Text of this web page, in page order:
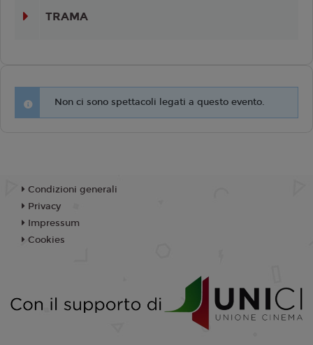
TRAMA
Non ci sono spettacoli legati a questo evento.
Condizioni generali
Privacy
Impressum
Cookies